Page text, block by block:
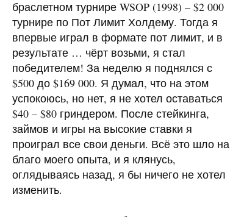
браслетном турнире WSOP (1998) – $2 000
турнире по Пот Лимит Холдему. Тогда я
впервые играл в формате пот лимит, и в
результате … чёрт возьми, я стал
победителем! За неделю я поднялся с
$500 до $169 000. Я думал, что на этом
успокоюсь, но нет, я не хотел оставаться
$40 – $80 гриндером. После стейкинга,
займов и игры на высокие ставки я
проиграл все свои деньги. Всё это шло на
благо моего опыта, и я клянусь,
оглядываясь назад, я бы ничего не хотел
изменить.